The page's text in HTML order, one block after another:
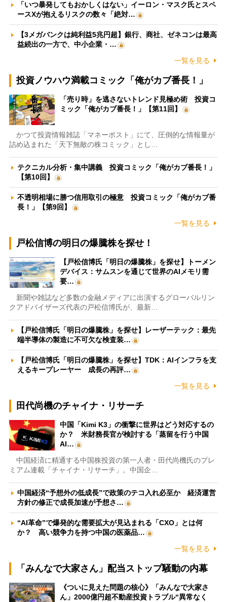
「いつ暴発してもおかしくはない」イーロン・マスク氏とスペ
ースXが抱えるリスクの数々「絶対…
【3メガバンクは純利益5兆円超】銀行、商社、ゼネコンは最高
益続出の一方で、中小企業・…
一覧を見る
投資ノウハウ満載コミック「俺がカブ番長！」
「売り時」を逃さないトレンド見極め術 投資コ
ミック「俺がカブ番長！」【第11回】
かつて投資情報雑誌「マネーポスト」にて、圧倒的な情報量が
詰め込まれた「天下無敵の株コミック」とし…
テクニカル分析・集中講義 投資コミック「俺がカブ番長！」
【第10回】
不透明相場に勝つ信用取引の極意 投資コミック「俺がカブ番
長！」【第9回】
一覧を見る
戸松信博の明日の爆騰株を探せ！
【戸松信博氏「明日の爆騰株」を探せ】トーメン
デバイス：サムスンを通じて世界のAIメモリ需
要…
新聞や雑誌など多数の金融メディアに出演するグローバルリン
クアドバイザーズ代表の戸松信博氏が、最新…
【戸松信博氏「明日の爆騰株」を探せ】レーザーテック：最先
端半導体の製造に不可欠な検査装…
【戸松信博氏「明日の爆騰株」を探せ】TDK：AIインフラを支
えるキープレーヤー 成長の再評…
一覧を見る
田代尚機のチャイナ・リサーチ
中国「Kimi K3」の衝撃に世界はどう対応するの
か？ 米財務長官が検討する「蒸留を行う中国
AI…
中国経済に精通する中国株投資の第一人者・田代尚機氏のプレ
ミアム連載「チャイナ・リサーチ」。中国企…
中国経済“予想外の低成長”で政策のテコ入れ必至か 経済運営
方針の修正で成長加速が予想さ…
“AI革命”で爆発的な需要拡大が見込まれる「CXO」とは何
か？ 高い競争力を持つ中国の医薬品…
一覧を見る
「みんなで大家さん」配当ストップ騒動の内幕
《ついに見えた問題の核心》「みんなで大家さ
ん」2000億円超不動産投資トラブル“異常なく